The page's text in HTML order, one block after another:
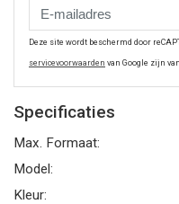
Deze site wordt beschermd door
servicevoorwaarden van Google zijn
Specificaties
Max. Formaat:
Model:
Kleur: